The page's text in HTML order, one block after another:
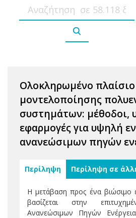
Ολοκληρωμένο πλαίσιο
μοντελοποίησης
συστημάτων: μέθοδοι,
εφαρμογές για υψηλή
ανανεώσιμων πηγών
Περίληψη Περίληψη σε
Η μετάβαση προς ένα βιώσιμο
βασίζεται στην
Ανανεώσιμων Πηγών